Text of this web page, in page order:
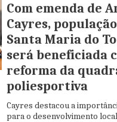
Com emenda de
Cayres,
Santa Maria do
será beneficiada
reforma da
poliesportiva
Cayres destacou a
para o desenvolvimento